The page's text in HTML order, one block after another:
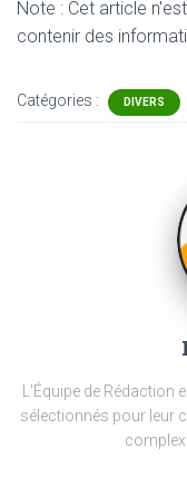
Note : Cet article
contenir des
Catégories : DIVERS
L'Équipe de
sélectionnés pour leur